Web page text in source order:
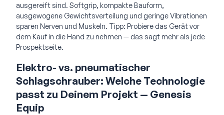
ausgereift sind. Softgrip, kompakte Bauform,
ausgewogene Gewichtsverteilung und geringe Vibrationen
sparen Nerven und Muskeln. Tipp: Probiere das Gerät vor
dem Kauf in die Hand zu nehmen — das sagt mehr als jede
Prospektseite.
Elektro- vs. pneumatischer
Schlagschrauber: Welche Technologie
passt zu Deinem Projekt — Genesis
Equip